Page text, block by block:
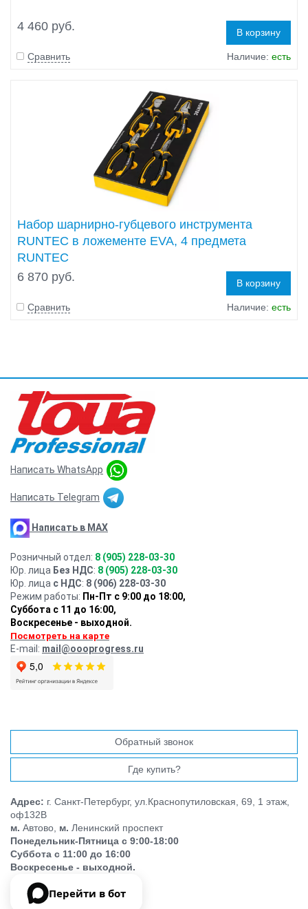
4 460 руб. В корзину
Сравнить Наличие: есть
Набор шарнирно-губцевого инструмента
RUNTEC в ложементе EVA, 4 предмета
RUNTEC
6 870 руб.
В корзину
Сравнить Наличие: есть
Написать WhatsApp
Написать Telegram
Написать в MAX
Розничный отдел: 8 (905) 228-03-30
Юр. лица Без НДС: 8 (905) 228-03-30
Юр. лица с НДС: 8 (906) 228-03-30
Режим работы: Пн-Пт с 9:00 до 18:00,
Суббота с 11 до 16:00,
Воскресенье - выходной.
Посмотреть на карте
E-mail: mail@oooprogress.ru
Обратный звонок
Где купить?
Адрес: г. Санкт-Петербург, ул.Краснопутиловская, 69, 1 этаж,
оф132В
м. Автово, м. Ленинский проспект
Понедельник-Пятница с 9:00-18:00
Суббота с 11:00 до 16:00
Воскресенье - выходной.
Перейти в бот